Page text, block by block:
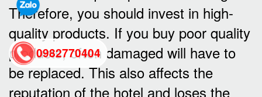
Therefore, you should invest in high-
quality products. If you buy poor quality
products, often damaged will have to
be replaced. This also affects the
reputation of the hotel and loses the
0982770404